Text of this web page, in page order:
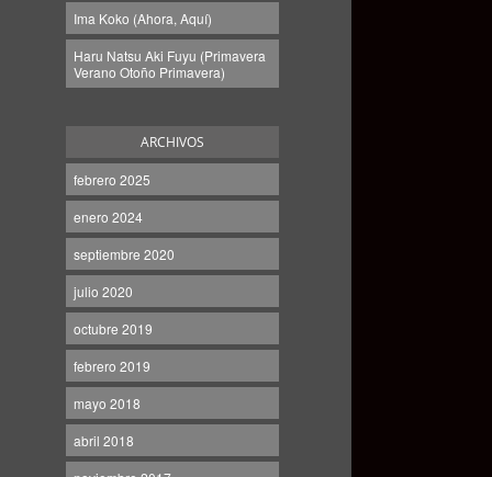
Ima Koko (Ahora, Aquí)
Haru Natsu Aki Fuyu (Primavera
Verano Otoño Primavera)
ARCHIVOS
febrero 2025
enero 2024
septiembre 2020
julio 2020
octubre 2019
febrero 2019
mayo 2018
abril 2018